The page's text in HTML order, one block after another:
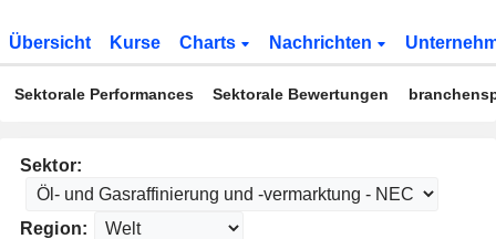
Übersicht Kurse Charts Nachrichten
Sektorale Performances Sektorale Bewertungen
Sektor:
Region: